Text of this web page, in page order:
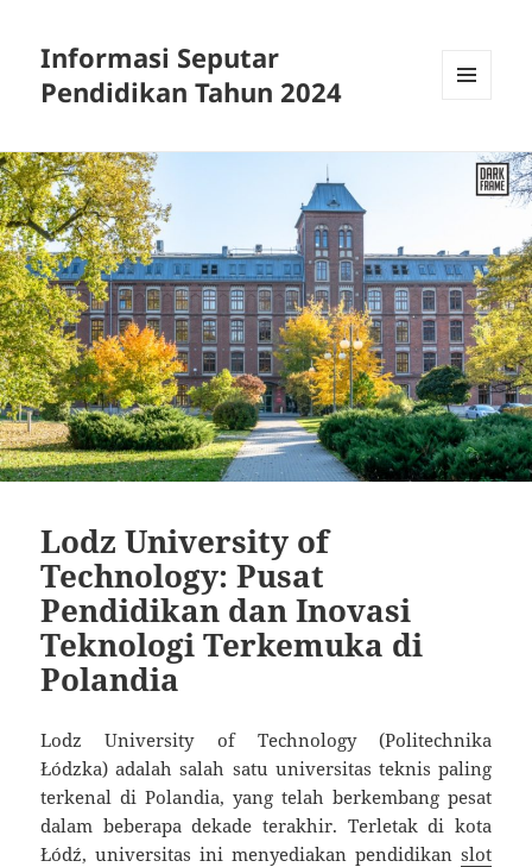
Informasi Seputar
Pendidikan Tahun 2024
WIDGETS
Lodz University of
Technology: Pusat
Pendidikan dan Inovasi
Teknologi Terkemuka di
Polandia
Lodz University of Technology (Politechnika
Łódzka) adalah salah satu universitas teknis paling
terkenal di Polandia, yang telah berkembang pesat
dalam beberapa dekade terakhir. Terletak di kota
Łódź, universitas ini menyediakan pendidikan slot